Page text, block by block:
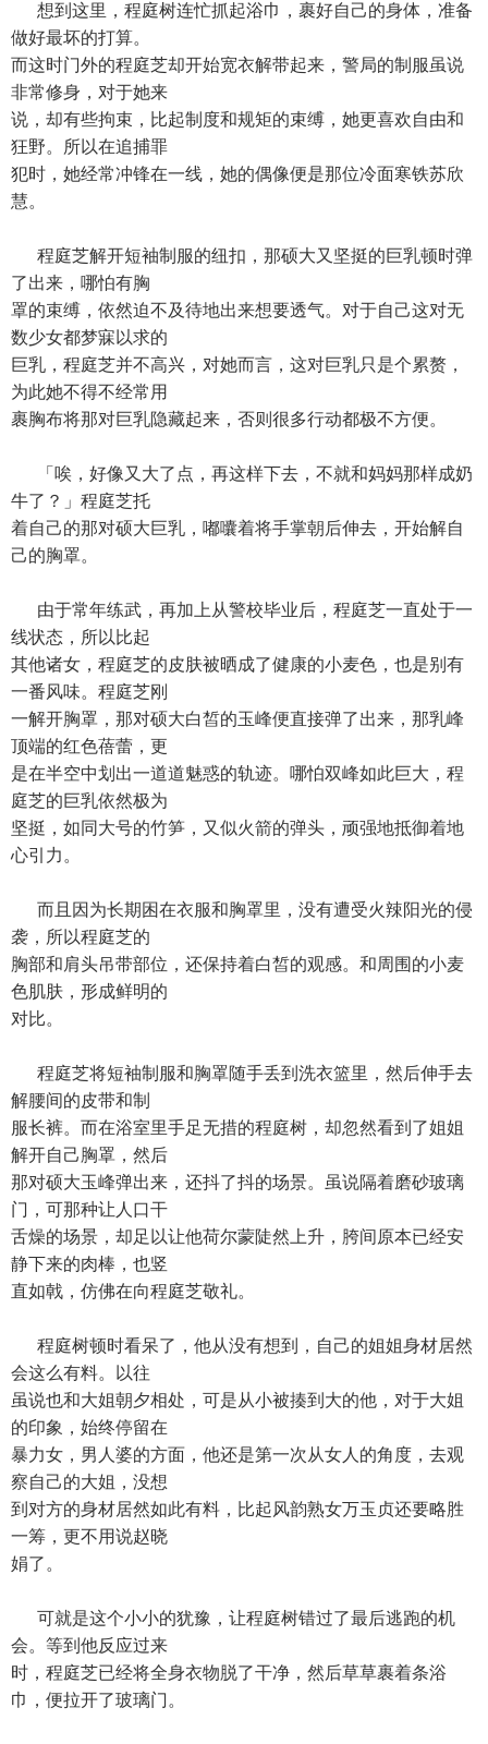
想到这里，程庭树连忙抓起浴巾，裹好自己的身体，准备
做好最坏的打算。
而这时门外的程庭芝却开始宽衣解带起来，警局的制服虽说
非常修身，对于她来
说，却有些拘束，比起制度和规矩的束缚，她更喜欢自由和
狂野。所以在追捕罪
犯时，她经常冲锋在一线，她的偶像便是那位冷面寒铁苏欣
慧。
程庭芝解开短袖制服的纽扣，那硕大又坚挺的巨乳顿时弹
了出来，哪怕有胸
罩的束缚，依然迫不及待地出来想要透气。对于自己这对无
数少女都梦寐以求的
巨乳，程庭芝并不高兴，对她而言，这对巨乳只是个累赘，
为此她不得不经常用
裹胸布将那对巨乳隐藏起来，否则很多行动都极不方便。
「唉，好像又大了点，再这样下去，不就和妈妈那样成奶
牛了？」程庭芝托
着自己的那对硕大巨乳，嘟囔着将手掌朝后伸去，开始解自
己的胸罩。
由于常年练武，再加上从警校毕业后，程庭芝一直处于一
线状态，所以比起
其他诸女，程庭芝的皮肤被晒成了健康的小麦色，也是别有
一番风味。程庭芝刚
一解开胸罩，那对硕大白皙的玉峰便直接弹了出来，那乳峰
顶端的红色蓓蕾，更
是在半空中划出一道道魅惑的轨迹。哪怕双峰如此巨大，程
庭芝的巨乳依然极为
坚挺，如同大号的竹笋，又似火箭的弹头，顽强地抵御着地
心引力。
而且因为长期困在衣服和胸罩里，没有遭受火辣阳光的侵
袭，所以程庭芝的
胸部和肩头吊带部位，还保持着白皙的观感。和周围的小麦
色肌肤，形成鲜明的
对比。
程庭芝将短袖制服和胸罩随手丢到洗衣篮里，然后伸手去
解腰间的皮带和制
服长裤。而在浴室里手足无措的程庭树，却忽然看到了姐姐
解开自己胸罩，然后
那对硕大玉峰弹出来，还抖了抖的场景。虽说隔着磨砂玻璃
门，可那种让人口干
舌燥的场景，却足以让他荷尔蒙陡然上升，胯间原本已经安
静下来的肉棒，也竖
直如戟，仿佛在向程庭芝敬礼。
程庭树顿时看呆了，他从没有想到，自己的姐姐身材居然
会这么有料。以往
虽说也和大姐朝夕相处，可是从小被揍到大的他，对于大姐
的印象，始终停留在
暴力女，男人婆的方面，他还是第一次从女人的角度，去观
察自己的大姐，没想
到对方的身材居然如此有料，比起风韵熟女万玉贞还要略胜
一筹，更不用说赵晓
娟了。
可就是这个小小的犹豫，让程庭树错过了最后逃跑的机
会。等到他反应过来
时，程庭芝已经将全身衣物脱了干净，然后草草裹着条浴
巾，便拉开了玻璃门。